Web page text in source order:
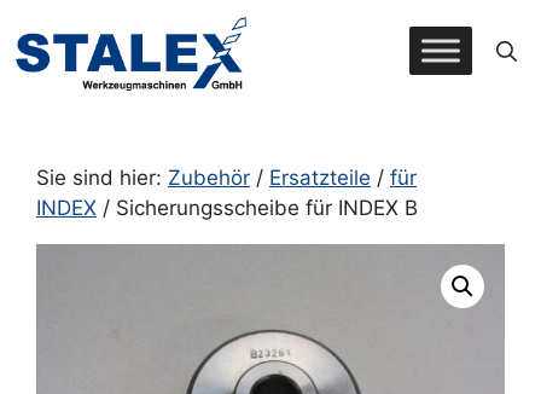
Inhalt
springen
Sie sind hier: Zubehör / Ersatzteile / für
INDEX / Sicherungsscheibe für INDEX B